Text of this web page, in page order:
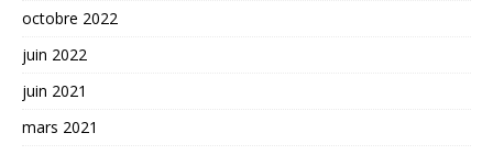
octobre 2022
juin 2022
juin 2021
mars 2021